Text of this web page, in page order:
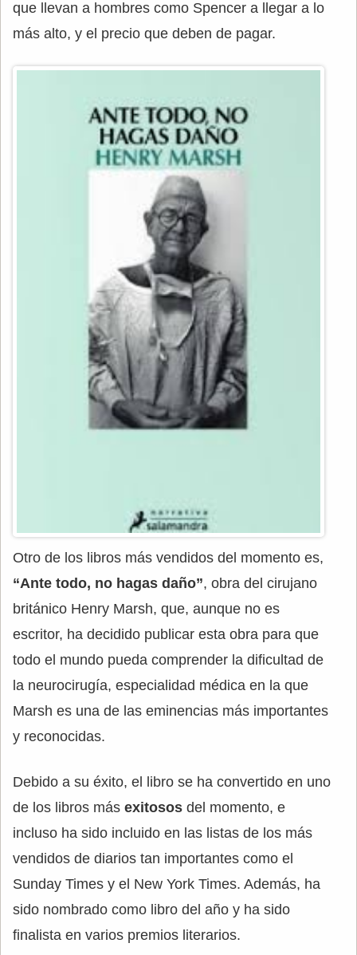
que llevan a hombres como Spencer a llegar a lo
más alto, y el precio que deben de pagar.
Otro de los libros más vendidos del momento es,
“Ante todo, no hagas daño”, obra del cirujano
británico Henry Marsh, que, aunque no es
escritor, ha decidido publicar esta obra para que
todo el mundo pueda comprender la dificultad de
la neurocirugía, especialidad médica en la que
Marsh es una de las eminencias más importantes
y reconocidas.
Debido a su éxito, el libro se ha convertido en uno
de los libros más exitosos del momento, e
incluso ha sido incluido en las listas de los más
vendidos de diarios tan importantes como el
Sunday Times y el New York Times. Además, ha
sido nombrado como libro del año y ha sido
finalista en varios premios literarios.